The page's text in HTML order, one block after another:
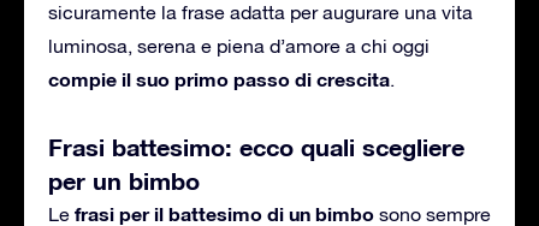
sicuramente la frase adatta per augurare una vita
luminosa, serena e piena d’amore a chi oggi
compie il suo primo passo di crescita.
Frasi battesimo: ecco quali scegliere
per un bimbo
Le frasi per il battesimo di un bimbo sono sempre